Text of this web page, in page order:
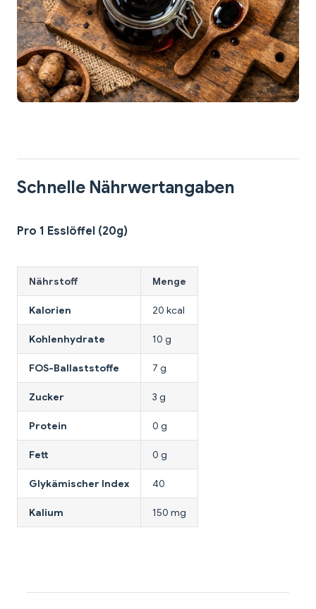
Schnelle Nährwertangaben
Pro 1 Esslöffel (20g)
Nährstoff Menge
Kalorien 20 kcal
Kohlenhydrate 10 g
FOS-Ballaststoffe 7 g
Zucker 3 g
Protein 0 g
Fett 0 g
Glykämischer Index 40
Kalium 150 mg